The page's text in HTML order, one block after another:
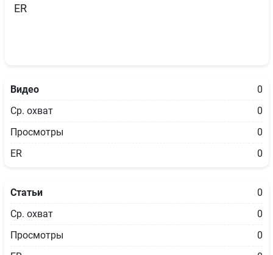
ER
Видео
0
Ср. охват
0
Просмотры
0
ER
0
Статьи
0
Ср. охват
0
Просмотры
0